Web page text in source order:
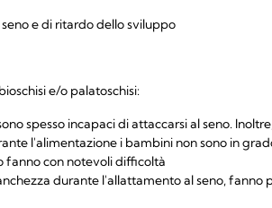
e di ritardo dello sviluppo
e/o palatoschisi:
spesso incapaci di attaccarsi al seno.
l'alimentazione i bambini non sono in
fanno con notevoli difficoltà
durante l'allattamento al seno, fanno